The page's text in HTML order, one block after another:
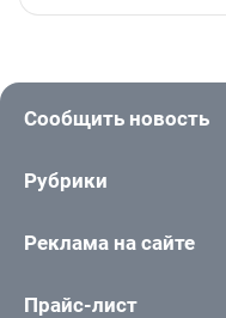
Сообщить новость
Рубрики
Реклама на сайте
Прайс-лист